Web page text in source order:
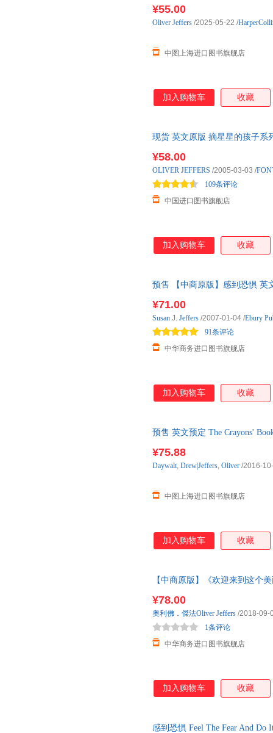
¥55.00
中图上海进口图书旗舰店
Oliver Jeffers /2025-05-22 /
加入购物车 收藏
现货 英文原版 摘星星的孩子系
¥58.00
中国进口图书旗舰店
109条评论
OLIVER JEFFERS /2005-03-03 /
加入购物车 收藏
预售 【中商原版】感到恐惧 英
¥71.00
中华商务进口图书旗舰店
91条评论
Susan J. Jeffers /2007-01-04 /Ebury
加入购物车 收藏
预售 英文预定 The Crayons'
¥75.88
中图上海进口图书旗舰店
Daywalt, Drew|Jeffers, Oliver /2016-
加入购物车 收藏
【中商原版】《欢迎来到这个
¥78.00
中华商务进口图书旗舰店
1条评论
奧利佛．傑法Oliver Jeffers /2018-09-
加入购物车 收藏
感到恐惧 Feel The Fear And